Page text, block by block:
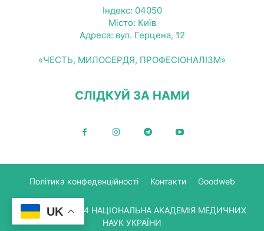
Індекс: 04050
Місто: Київ
Адреса: вул. Герцена, 12
«ЧЕСТЬ, МИЛОСЕРДЯ, ПРОФЕСІОНАЛІЗМ»
СЛІДКУЙ ЗА НАМИ
Політика конфеденційності Контакти Goodweb
© Copyright 2024 НАЦІОНАЛЬНА АКАДЕМІЯ МЕДИЧНИХ
НАУК УКРАЇНИ
UK